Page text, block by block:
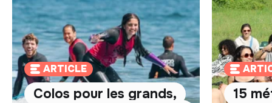
ARTICLE
Colos pour les grands,
15